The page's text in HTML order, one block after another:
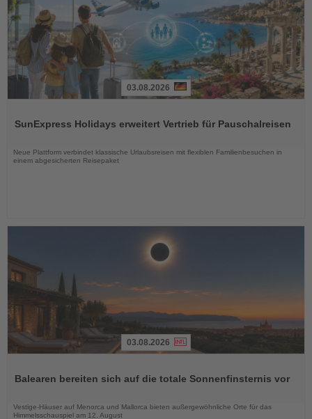
die
03.08.2026
SunExpress Holidays erweitert Vertrieb für Pauschalreisen
Neue Plattform verbindet klassische Urlaubsreisen mit flexiblen Familienbesuchen in
einem abgesicherten Reisepaket
die
03.08.2026
Balearen bereiten sich auf die totale Sonnenfinsternis vor
Vestige-Häuser auf Menorca und Mallorca bieten außergewöhnliche Orte für das
Himmelsschauspiel am 12. August